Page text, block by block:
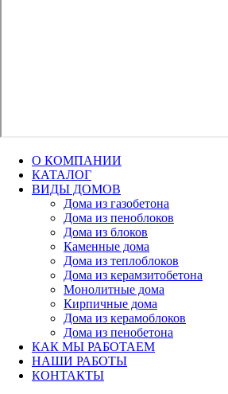
О КОМПАНИИ
КАТАЛОГ
ВИДЫ ДОМОВ
Дома из газобетона
Дома из пеноблоков
Дома из блоков
Каменные дома
Дома из теплоблоков
Дома из керамзитобетона
Монолитные дома
Кирпичные дома
Дома из керамоблоков
Дома из пенобетона
КАК МЫ РАБОТАЕМ
НАШИ РАБОТЫ
КОНТАКТЫ